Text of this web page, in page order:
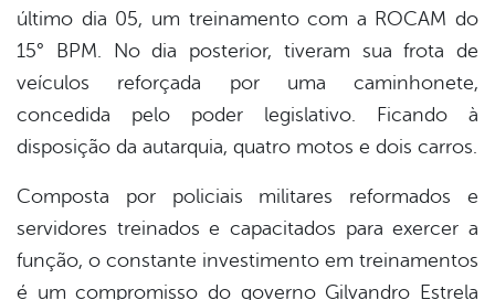
último dia 05, um treinamento com a ROCAM do
15° BPM. No dia posterior, tiveram sua frota de
veículos reforçada por uma caminhonete,
concedida pelo poder legislativo. Ficando à
disposição da autarquia, quatro motos e dois carros.
Composta por policiais militares reformados e
servidores treinados e capacitados para exercer a
função, o constante investimento em treinamentos
é um compromisso do governo Gilvandro Estrela